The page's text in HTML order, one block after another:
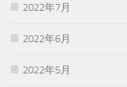
2022年7月
2022年6月
2022年5月